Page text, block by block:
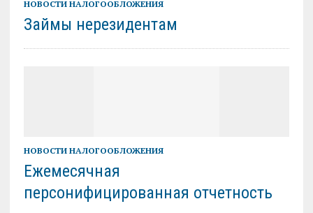
НОВОСТИ НАЛОГООБЛОЖЕНИЯ
Займы нерезидентам
НОВОСТИ НАЛОГООБЛОЖЕНИЯ
Ежемесячная
персонифицированная отчетность